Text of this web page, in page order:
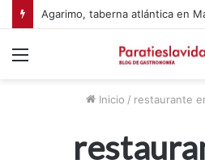
Agarimo, taberna atlántica en
Inicio / restaurante